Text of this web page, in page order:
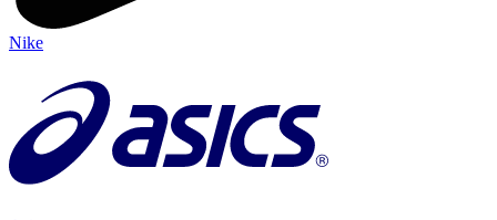
Nike